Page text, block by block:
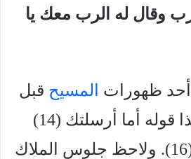
وقال له الرب معك يا
ظهورات المسيح قبل
التجسد. ودليل هذا قوله أما أرسلتك (14)
وإنى أكون معك (16). ولاحظ جلوس الملاك